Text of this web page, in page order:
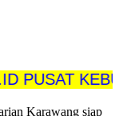
Karawang siap